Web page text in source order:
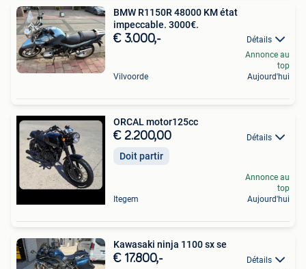
BMW R1150R 48000 KM état
impeccable. 3000€.
€ 3.000,- Détails
Vilvoorde
Annonce au
top
Aujourd'hui
ORCAL motor125cc
€ 2.200,00 Détails
Doit partir
Itegem
Annonce au
top
Aujourd'hui
Kawasaki ninja 1100 sx se
€ 17.800,- Détails